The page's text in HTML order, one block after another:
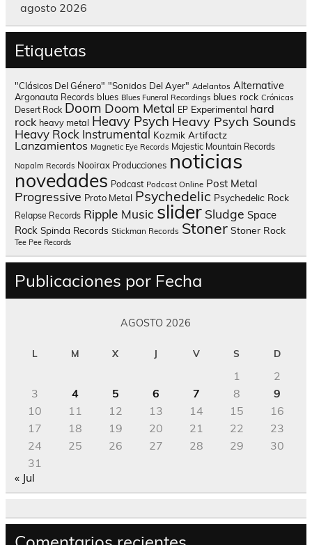
agosto 2026
Etiquetas
"Clásicos Del Género" "Sonidos Del Ayer" Adelantos Alternative
Argonauta Records blues Blues Funeral Recordings blues rock Crónicas
Desert Rock Doom Doom Metal EP Experimental hard
rock heavy metal Heavy Psych Heavy Psych Sounds
Heavy Rock Instrumental Kozmik Artifactz
Lanzamientos Magnetic Eye Records Majestic Mountain Records
Napalm Records Nooirax Producciones noticias
novedades Podcast Podcast Online Post Metal
Progressive Proto Metal Psychedelic Psychedelic Rock
Relapse Records Ripple Music slider Sludge Space
Rock Spinda Records Stickman Records Stoner Stoner Rock
Tee Pee Records
Publicaciones por Fecha
AGOSTO 2026
L M X J V S D
1
2
3
4 5 6 7 8
9
10
11 12 13 14 15
16
17
18 19 20 21 22
23
24
25 26 27 28 29
30
31
« Jul